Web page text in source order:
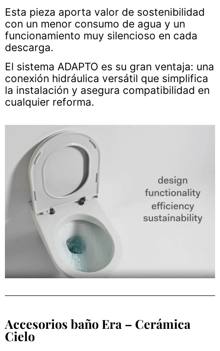
Esta pieza aporta valor de sostenibilidad
con un menor consumo de agua y un
funcionamiento muy silencioso en cada
descarga.
El sistema ADAPTO es su gran ventaja: una
conexión hidráulica versátil que simplifica
la instalación y asegura compatibilidad en
cualquier reforma.
Accesorios baño Era – Cerámica
Cielo